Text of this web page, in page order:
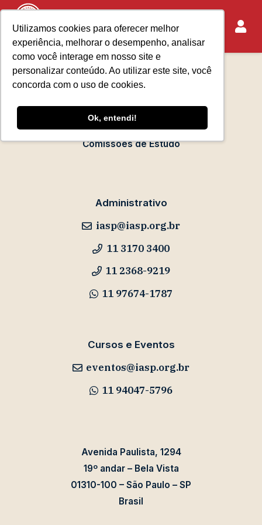
Utilizamos cookies para oferecer melhor
experiência, melhorar o desempenho, analisar
como você interage em nosso site e
personalizar conteúdo. Ao utilizar este site, você
concorda com o uso de cookies.
Ok, entendi!
Sobre o IASP
Requisitos de Associação
Escola Paulista de Advocacia
Acontece no IASP
Eventos
Comissões de Estudo
Administrativo
iasp@iasp.org.br
11 3170 3400
11 2368-9219
11 97674-1787
Cursos e Eventos
eventos@iasp.org.br
11 94047-5796
Avenida Paulista, 1294
19º andar – Bela Vista
01310-100 – São Paulo – SP
Brasil